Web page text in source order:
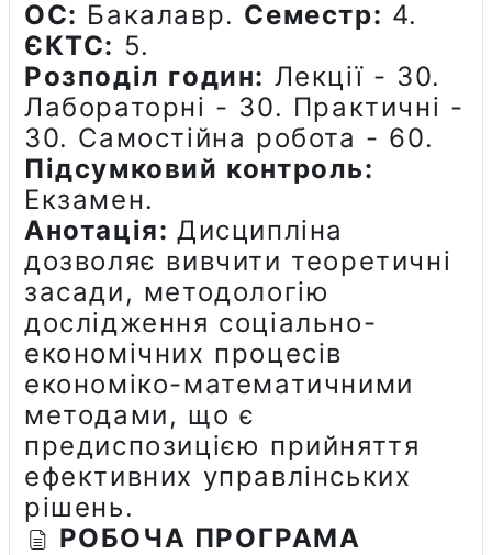
ОС: Бакалавр. Семестр: 4.
ЄКТС: 5.
Розподіл годин: Лекції - 30.
Лабораторні - 30. Практичні -
30. Самостійна робота - 60.
Підсумковий контроль:
Екзамен.
Анотація: Дисципліна
дозволяє вивчити теоретичні
засади, методологію
дослідження соціально-
економічних процесів
економіко-математичними
методами, що є
предиспозицією прийняття
ефективних управлінських
рішень.
РОБОЧА ПРОГРАМА